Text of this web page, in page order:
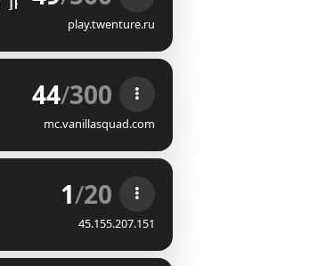
GR
play.twenture.ru
44/300
mc.vanillasquad.com
1/20
45.155.207.151